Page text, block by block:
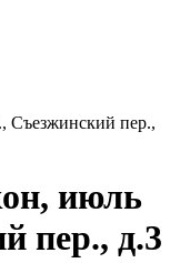
Съезжинский пер.,
июль
пер., д.3